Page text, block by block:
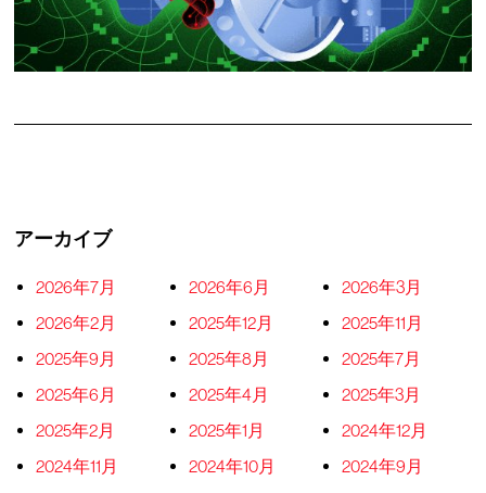
アーカイブ
2026年7月 2026年6月
2026年3月
2026年2月
2025年12月
2025年11月
2025年9月
2025年8月
2025年7月
2025年6月
2025年4月
2025年3月
2025年2月
2025年1月
2024年12月
2024年11月
2024年10月
2024年9月